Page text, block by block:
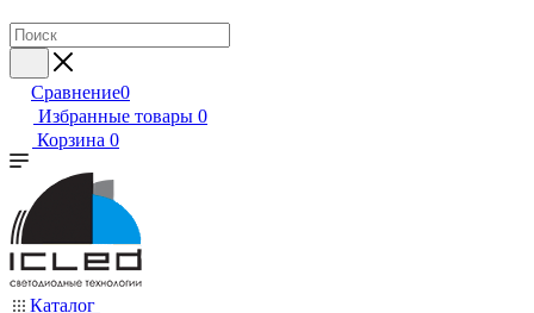
Сравнение0
Избранные товары 0
Корзина 0
Каталог